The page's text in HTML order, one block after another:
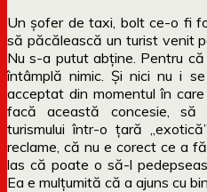
Un șofer de taxi, bolt ce-o fi
să păcălească un turist venit
Nu s-a putut abține. Pentru
întâmplă nimic. Și nici nu i
acceptat din momentul în
facă această concesie, să
turismului într-o țară
reclame, că nu e corect ce a
las că poate o să-l
Ea e mulțumită că a ajuns cu